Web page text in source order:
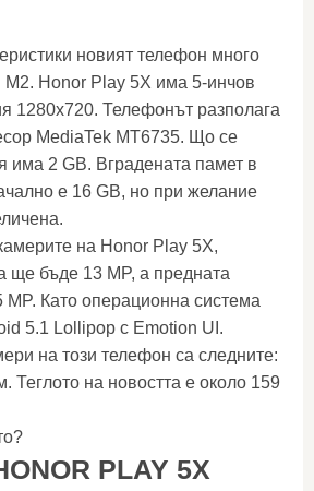
новият телефон много
M2. Honor Play 5X има 5-инчов
1280x720. Телефонът разполага
MediaTek MT6735. Що се
има 2 GB. Вградената памет в
е 16 GB, но при желание
на Honor Play 5X,
ще бъде 13 MP, а предната
Като операционна система
5.1 Lollipop с Emotion UI.
на този телефон са следните:
Теглото на новостта е около 159
PLAY 5X